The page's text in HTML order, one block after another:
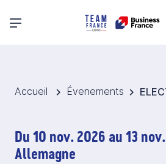
Menu principal
Accueil Évenements
Du 10 nov. 2026 au 13
Allemagne